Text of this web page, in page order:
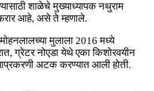
शाळेचे मुख्याध्यापक नथुराम
आहे, असे ते म्हणाले.
मोहनलालच्या मुलाला 2016 मध्ये
ग्रेटर नोएडा येथे एका किशोरवयीन
अटक करण्यात आली होती.